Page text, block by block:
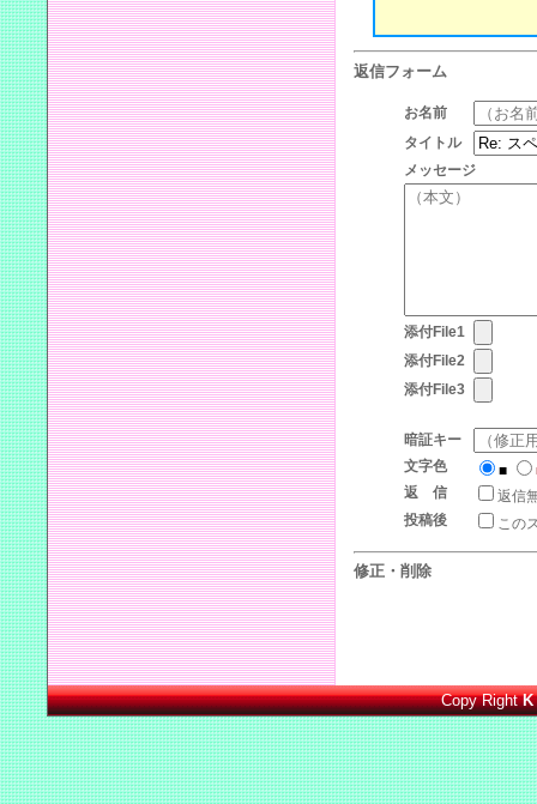
返信フォーム
お名前
タイトル
メッセージ
添付File1
添付File2
添付File3
暗証キー
文字色
■
返 信
返信
投稿後
この
修正・削除
Copy RightK